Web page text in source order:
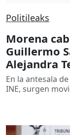
Politileaks
Morena
Guillermo
Alejandra
En la antesala
INE, surgen